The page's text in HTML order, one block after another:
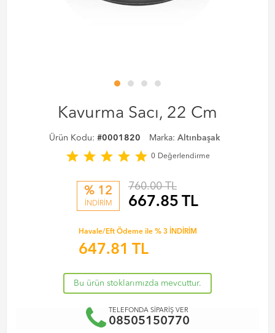
Kavurma Sacı, 22 Cm
Ürün Kodu: #0001820 Marka: Altınbaşak
star star star star star 0 Değerlendirme
% 12
İNDİRİM
760.00 TL
667.85 TL
Havale/Eft Ödeme ile % 3 İNDİRİM
647.81 TL
Bu ürün stoklarımızda mevcuttur.
TELEFONDA SİPARİŞ VER
08505150770